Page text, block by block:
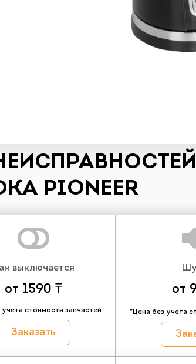
PIONEER
выключается
от 1590 ₸
учета стоимости запчастей
Заказать
от
*Цена без учета